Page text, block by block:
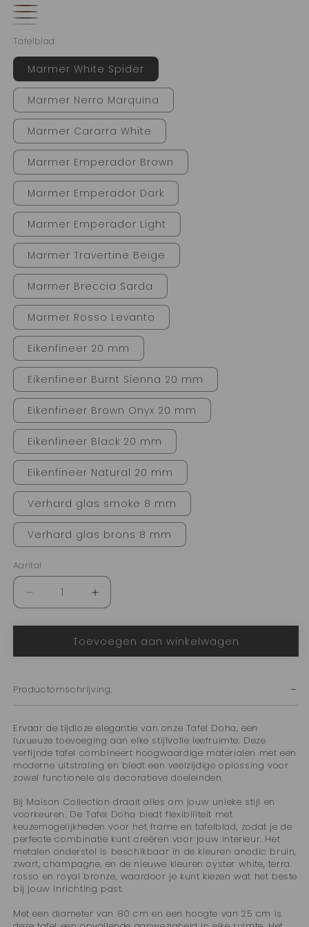
Zwart
Terra
Royal
Bronze
Anodic
bruin
Tafelblad:
Marmer White Spider
Marmer Nerro Marquina
Marmer Cararra White
Marmer Emperador Brown
Marmer Emperador Dark
Marmer Emperador Light
Marmer Travertine Beige
Marmer Breccia Sarda
Marmer Rosso Levanto
Eikenfineer 20 mm
Eikenfineer Burnt Sienna 20 mm
Eikenfineer Brown Onyx 20 mm
Eikenfineer Black 20 mm
Eikenfineer Natural 20 mm
Verhard glas smoke 8 mm
Verhard glas brons 8 mm
Aantal
Aantal
Aantal
verlagen
voor
Salontafel
Doha
cm
Aantal
verhogen
voor
Salontafel
Doha
cm
Toevoegen aan winkelwagen
Productomschrijving:
Ervaar de tijdloze elegantie van onze Tafel Doha, een
luxueuze toevoeging aan elke stijlvolle leefruimte. Deze
verfijnde tafel combineert hoogwaardige materialen met een
moderne uitstraling en biedt een veelzijdige oplossing voor
zowel functionele als decoratieve doeleinden.
Bij Maison Collection draait alles om jouw unieke stijl en
voorkeuren. De Tafel Doha biedt flexibiliteit met
keuzemogelijkheden voor het frame en tafelblad, zodat je de
perfecte combinatie kunt creëren voor jouw interieur. Het
metalen onderstel is beschikbaar in de kleuren anodic bruin,
zwart, champagne, en de nieuwe kleuren oyster white, terra
rosso en royal bronze, waardoor je kunt kiezen wat het beste
bij jouw inrichting past.
Met een diameter van 80 cm en een hoogte van 25 cm is